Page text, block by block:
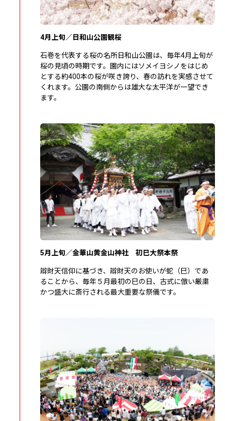
4月上旬／日和山公園観桜
石巻を代表する桜の名所日和山公園は、毎年4月上旬が
桜の見頃の時期です。園内にはソメイヨシノをはじめ
とする約400本の桜が咲き誇り、春の訪れを実感させて
くれます。公園の南側からは雄大な太平洋が一望でき
ます。
5月上旬／金華山黄金山神社 初巳大祭本祭
辯財天信仰に基づき、辯財天のお使いが蛇（巳）であ
ることから、毎年５月最初の巳の日、古式に倣い厳粛
かつ盛大に斎行される最大重要な祭儀です。